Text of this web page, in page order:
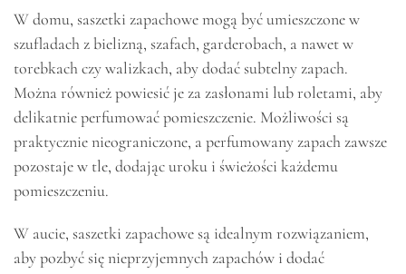
W domu, saszetki zapachowe mogą być umieszczone w
szufladach z bielizną, szafach, garderobach, a nawet w
torebkach czy walizkach, aby dodać subtelny zapach.
Można również powiesić je za zasłonami lub roletami, aby
delikatnie perfumować pomieszczenie. Możliwości są
praktycznie nieograniczone, a perfumowany zapach zawsze
pozostaje w tle, dodając uroku i świeżości każdemu
pomieszczeniu.
W aucie, saszetki zapachowe są idealnym rozwiązaniem,
aby pozbyć się nieprzyjemnych zapachów i dodać